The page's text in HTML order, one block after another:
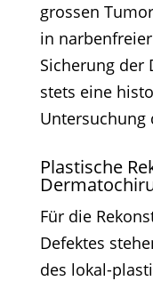
grossen
in
Sicherung der
stets eine
Untersuchung
Plastische
Für die
Defektes
des lokal-